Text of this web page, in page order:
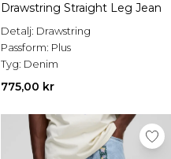
Drawstring Straight Leg Jean
Detalj: Drawstring
Passform: Plus
Tyg: Denim
775,00 kr